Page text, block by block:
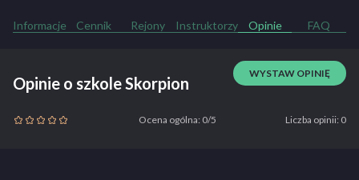
Informacje Cennik Rejony Instruktorzy Opinie FAQ
Opinie o szkole Skorpion
WYSTAW OPINIĘ
Ocena ogólna: 0/5 Liczba opinii: 0